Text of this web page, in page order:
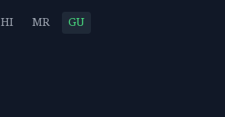
HI MR GU